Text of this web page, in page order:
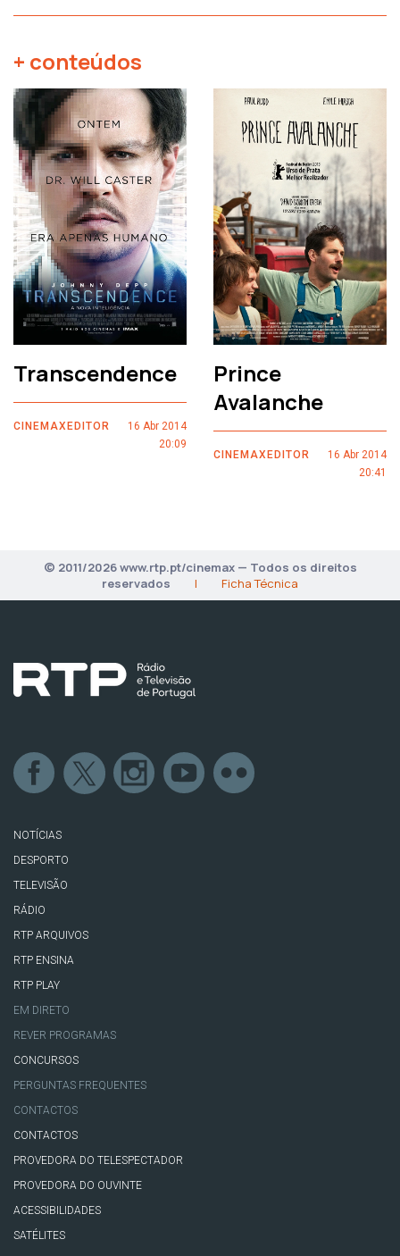
+ conteúdos
Transcendence
CINEMAXEDITOR
16 Abr 2014
20:09
Prince
Avalanche
CINEMAXEDITOR
16 Abr 2014
20:41
© 2011/2026 www.rtp.pt/cinemax — Todos os direitos
reservados
| Ficha Técnica
NOTÍCIAS
DESPORTO
TELEVISÃO
RÁDIO
RTP ARQUIVOS
RTP ENSINA
RTP PLAY
EM DIRETO
REVER PROGRAMAS
CONCURSOS
PERGUNTAS FREQUENTES
CONTACTOS
CONTACTOS
PROVEDORA DO TELESPECTADOR
PROVEDORA DO OUVINTE
ACESSIBILIDADES
SATÉLITES